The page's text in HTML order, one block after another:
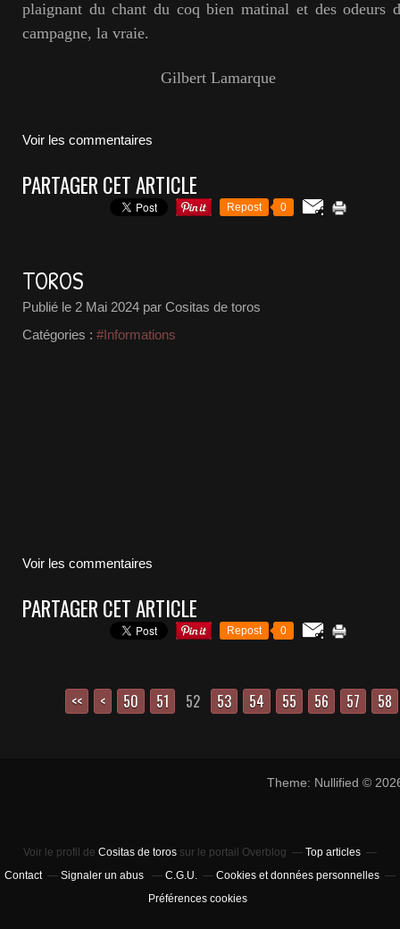
plaignant du chant du coq bien matinal et des odeurs
campagne, la vraie.
Gilbert Lamarque
Voir les commentaires
PARTAGER CET ARTICLE
Repost 0
TOROS
Publié le 2 Mai 2024 par Cositas de toros
Catégories : #Informations
Voir les commentaires
PARTAGER CET ARTICLE
Repost 0
<< < 10
20
30
40
50 51 52 53 54 55 56 57 58
Theme: Nullified ©
Voir le profil de Cositas de toros sur le portail Overblog
Top articles
Contact
Signaler un abus C.G.U.
Cookies et données personnelles
Préférences cookies